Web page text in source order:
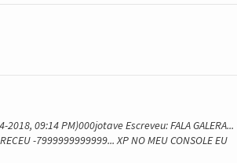
09:14 PM)000jotave Escreveu: FALA GALERA...
-7999999999999... XP NO MEU CONSOLE EU